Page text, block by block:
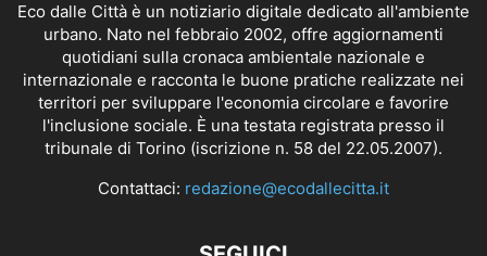
Eco dalle Città è un notiziario digitale dedicato all'ambiente
urbano. Nato nel febbraio 2002, offre aggiornamenti
quotidiani sulla cronaca ambientale nazionale e
internazionale e racconta le buone pratiche realizzate nei
territori per sviluppare l'economia circolare e favorire
l'inclusione sociale. È una testata registrata presso il
tribunale di Torino (iscrizione n. 58 del 22.05.2007).
Contattaci: redazione@ecodallecitta.it